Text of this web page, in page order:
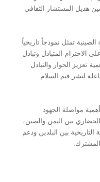
هديل المستشار الثقافي
تمثل نموذجاً تاريخياً
الاحترام المتبادل وتبادل
تعزيز الحوار والتبادل
لنشر قيم السلام
مواصلة الجهود
بين اليمن والصين،
بين البلدين ودعم